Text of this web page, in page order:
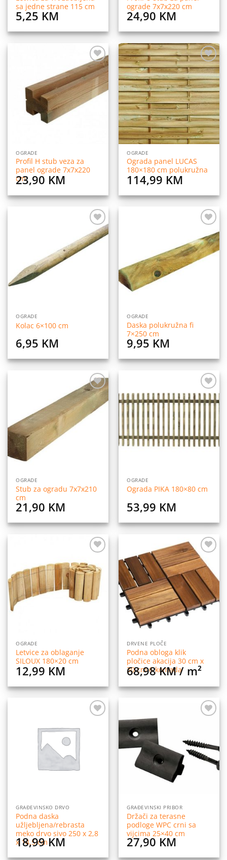
sa jedne strane 115 cm
5,25 KM
ograde 7x7x220 cm
24,90 KM
Dodaj
na
listu
želja
OGRADE
Profil H stub veza za
panel ograde 7x7x220
cm
23,90 KM
Dodaj
na
listu
želja
OGRADE
Ograda panel LUCAS
180×180 cm polukružna
114,99 KM
Dodaj
na
listu
OGRADE
Kolac 6×100 cm
6,95 KM
Dodaj
na
listu
želja
OGRADE
Daska polukružna fi
7×250 cm
9,95 KM
Dodaj
listu
želja
OGRADE
Stub za ogradu 7x7x210
cm
21,90 KM
Dodaj
na
želja
OGRADE
Ograda PIKA 180×80 cm
53,99 KM
na
listu
želja
OGRADE
Letvice za oblaganje
SILOUX 180×20 cm
12,99 KM
Dodaj
na
listu
želja
DRVENE PLOČE
Podna obloga klik
pločice akacija 30 cm x
30 cm 6 komada
68,98KM / m²
GRAĐEVINSKO DRVO
Podna daska
užljebljena/rebrasta
meko drvo sivo 250 x 2,8
x 14,5 cm
18,99KM
želja
GRAĐEVINSKI PRIBOR
Držači za terasne
podloge WPC crni sa
vijcima 25×40 cm
27,90 KM